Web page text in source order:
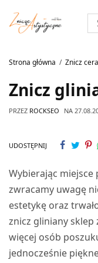
Strona główna Znicz
Znicz
PRZEZ ROCKSEO NA
UDOSTĘPNIJ
Wybierając miejsce
zwracamy uwagę
estetykę oraz
znicz gliniany sklep
więcej osób
jednocześnie